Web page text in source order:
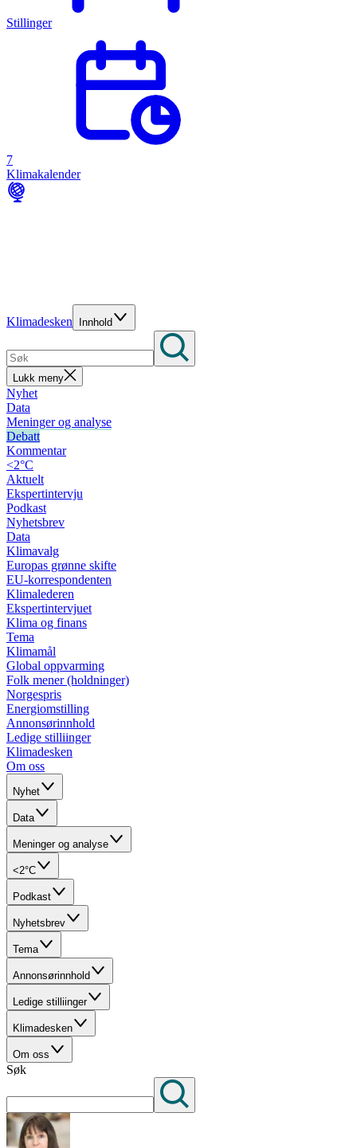
Stillinger
7
Klimakalender
Klimadesken Innhold
Lukk meny
Nyhet
Data
Meninger og analyse
Debatt
Kommentar
<2°C
Aktuelt
Ekspertintervju
Podkast
Nyhetsbrev
Data
Klimavalg
Europas grønne skifte
EU-korrespondenten
Klimalederen
Ekspertintervjuet
Klima og finans
Tema
Klimamål
Global oppvarming
Folk mener (holdninger)
Norgespris
Energiomstilling
Annonsørinnhold
Ledige stilliinger
Klimadesken
Om oss
Nyhet
Data
Meninger og analyse
<2°C
Podkast
Nyhetsbrev
Tema
Annonsørinnhold
Ledige stilliinger
Klimadesken
Om oss
Søk